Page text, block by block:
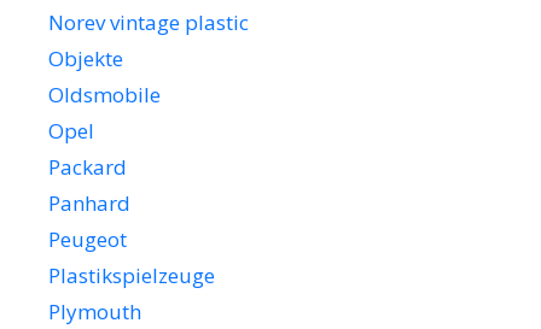
Norev vintage plastic
Objekte
Oldsmobile
Opel
Packard
Panhard
Peugeot
Plastikspielzeuge
Plymouth